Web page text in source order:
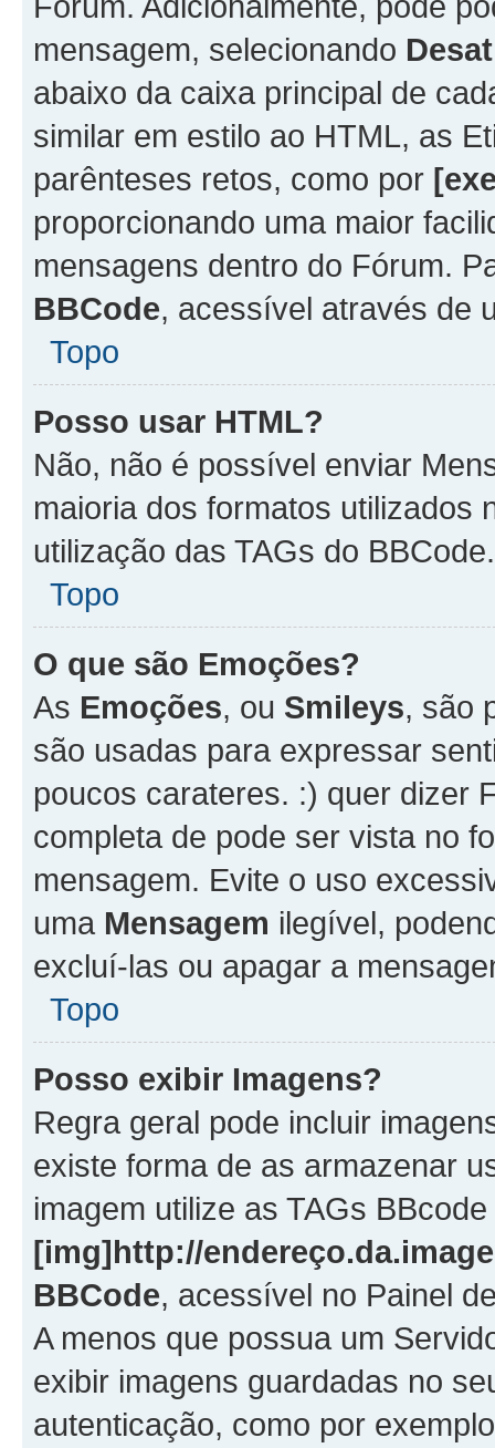
mensagem, selecionando
abaixo da caixa principal de
similar em estilo ao HTML, as
parênteses retos, como por
proporcionando uma maior
mensagens dentro do Fórum.
BBCode, acessível através de
Topo
Posso usar HTML?
Não, não é possível enviar
maioria dos formatos utilizados
utilização das TAGs do BBCode.
Topo
O que são Emoções?
As Emoções, ou Smileys, são
são usadas para expressar
poucos carateres. :) quer dizer
completa de pode ser vista no
mensagem. Evite o uso
uma Mensagem ilegível,
excluí-las ou apagar a
Topo
Posso exibir Imagens?
Regra geral pode incluir
existe forma de as armazenar
imagem utilize as TAGs BBcode
[img]http://
BBCode, acessível no Painel
A menos que possua um
exibir imagens guardadas no
autenticação, como por